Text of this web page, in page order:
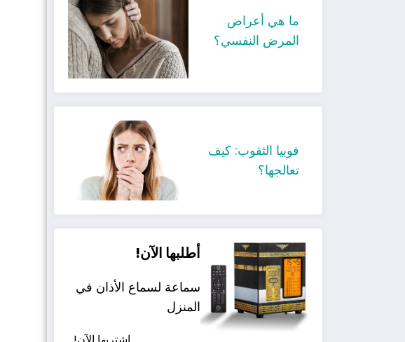
ما هي أعراض
المرض النفسي؟
فوبيا الثقوب: كيف
تعالجها؟
أطلبها الآن!
سماعة لسماع الأذان في
المنزل